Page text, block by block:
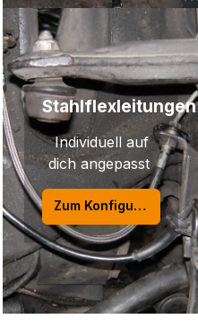
Stahlflexleitungen
Individuell auf
dich angepasst
Zum Konfigurator